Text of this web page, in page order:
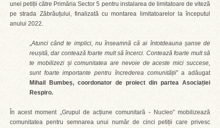
unei petiții către Primăria Sector 5 pentru instalarea de limitatoare de viteză
pe strada Zăbrăuțului, finalizată cu montarea limitatoarelor la începutul
anului 2022.
„Atunci când te implici, nu înseamnă că ai întotdeauna șanse de
reușită, dar contează foarte mult să încerci. Contează foarte mult să
te mobilizezi și comunitatea are nevoie de aceste mici succese,
sunt foarte importante pentru încrederea comunității” a adăugat
Mihail Bumbeș, coordonator de proiect din partea Asociației
Respiro.
În acest moment „Grupul de acțiune comunitară - Nucleo” mobilizează
comunitatea pentru semnarea unui număr de cinci petiții care privesc